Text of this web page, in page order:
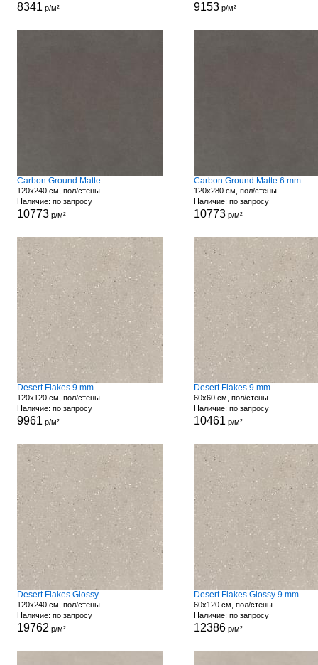
8341 р/м² 9153р/м²
Carbon Ground Matte
120x240 см, пол/стены
Наличие: по запросу
10773р/м²
Carbon Ground Matte 6 mm
120x280 см, пол/стены
Наличие: по запросу
10773р/м²
Desert Flakes 9 mm
120x120 см, пол/стены
Наличие: по запросу
9961 р/м²
Desert Flakes 9 mm
60x60 см, пол/стены
Наличие: по запросу
10461 р/м²
Desert Flakes Glossy
120x240 см, пол/стены
Наличие: по запросу
19762 р/м²
Desert Flakes Glossy 9 mm
60x120 см, пол/стены
Наличие: по запросу
12386р/м²